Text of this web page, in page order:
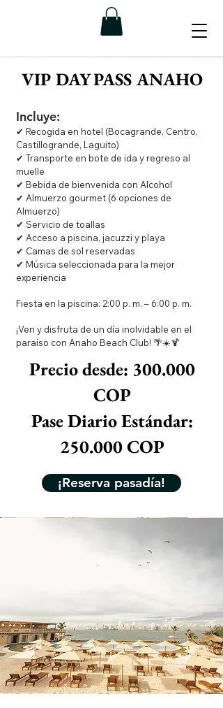
VIP DAY PASS ANAHO
Incluye:
✔ Recogida en hotel (Bocagrande, Centro,
Castillogrande, Laguito)
✔ Transporte en bote de ida y regreso al
muelle
✔ Bebida de bienvenida con Alcohol
✔ Almuerzo gourmet (6 opciones de
Almuerzo)
✔ Servicio de toallas
✔ Acceso a piscina, jacuzzi y playa
✔ Camas de sol reservadas
✔ Música seleccionada para la mejor
experiencia
Fiesta en la piscina: 2:00 p. m. – 6:00 p. m.
¡Ven y disfruta de un día inolvidable en el
paraíso con Anaho Beach Club! 🌴☀️🍹
Precio desde: 300.000
COP
Pase Diario Estándar:
250.000 COP
¡Reserva pasadía!